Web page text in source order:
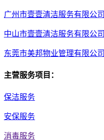
广州市壹壹清洁服务有限公司
中山市壹壹清洁服务有限公司
东莞市美邦物业管理有限公司
主营服务项目：
保洁服务
安保服务
消毒服务